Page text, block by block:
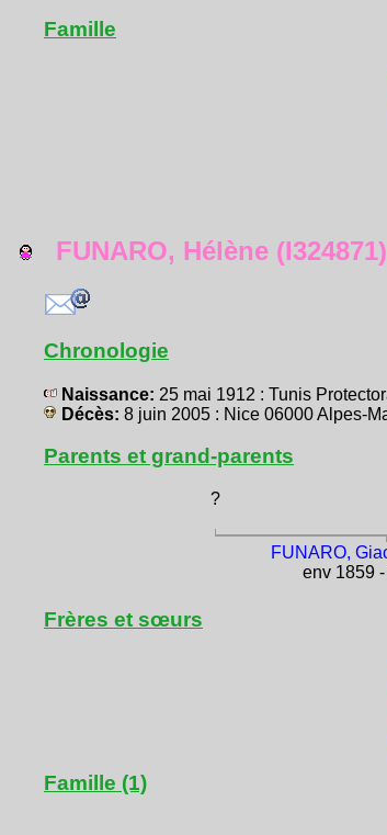
Famille
FUNARO, Hélène (I324871)
Chronologie
Naissance: 25 mai 1912 : Tunis
Décès: 8 juin 2005 : Nice 06000 Alpes-
Parents et grand-parents
?
FUNARO,
env 1859
Frères et sœurs
Famille (1)